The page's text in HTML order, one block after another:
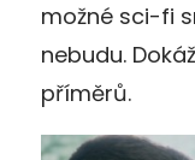
možné sci-fi
nebudu.
příměrů.